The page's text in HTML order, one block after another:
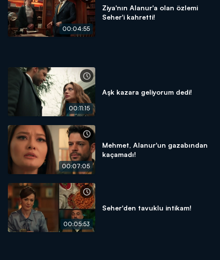
00:04:55
Ziya'nın Alanur'a olan özlemi
Seher'i kahretti!
00:11:15
Aşk kazara geliyorum dedi!
00:07:05
Mehmet, Alanur'un gazabından
kaçamadı!
00:05:53
Seher'den tavuklu intikam!